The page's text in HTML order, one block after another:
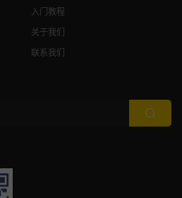
入门教程
关于我们
联系我们